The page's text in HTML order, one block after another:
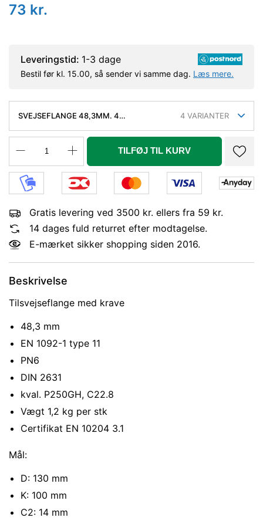
73 kr.
Leveringstid: 1-3 dage
Bestil før kl. 15.00, så sender vi samme dag. Læs mere.
SVEJSEFLANGE 48,3MM. 4
4 VARIANTER
TILFØJ TIL KURV
Gratis levering ved 3500 kr. ellers fra 59 kr.
14 dages fuld returret efter modtagelse.
E-mærket sikker shopping siden 2016.
Beskrivelse
Tilsvejseflange med krave
48,3 mm
EN 1092-1 type 11
PN6
DIN 2631
kval. P250GH, C22.8
Vægt 1,2 kg per stk
Certifikat EN 10204 3.1
Mål:
D: 130 mm
K: 100 mm
C2: 14 mm